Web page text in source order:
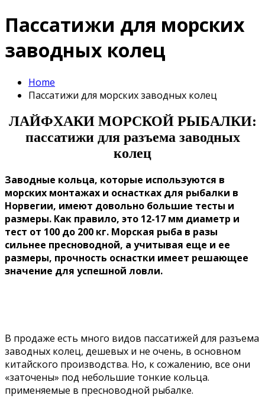
Пассатижи для морских
заводных колец
Home
Пассатижи для морских заводных колец
ЛАЙФХАКИ МОРСКОЙ РЫБАЛКИ:
пассатижи для разъема заводных
колец
Заводные кольца, которые используются в
морских монтажах и оснастках для рыбалки в
Норвегии, имеют довольно большие тесты и
размеры. Как правило, это 12-17 мм диаметр и
тест от 100 до 200 кг. Морская рыба в разы
сильнее пресноводной, а учитывая еще и ее
размеры, прочность оснастки имеет решающее
значение для успешной ловли.
В продаже есть много видов пассатижей для разъема
заводных колец, дешевых и не очень, в основном
китайского производства. Но, к сожалению, все они
«заточены» под небольшие тонкие кольца.
применяемые в пресноводной рыбалке.